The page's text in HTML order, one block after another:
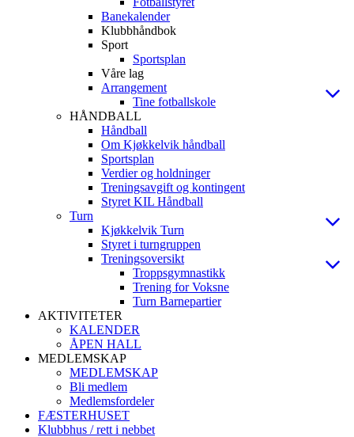
Banekalender
Klubbhåndbok
Sport
Sportsplan
Våre lag
Arrangement
Tine fotballskole
HÅNDBALL
Håndball
Om Kjøkkelvik håndball
Sportsplan
Verdier og holdninger
Treningsavgift og kontingent
Styret KIL Håndball
Turn
Kjøkkelvik Turn
Styret i turngruppen
Treningsoversikt
Troppsgymnastikk
Trening for Voksne
Turn Barnepartier
AKTIVITETER
KALENDER
ÅPEN HALL
MEDLEMSKAP
MEDLEMSKAP
Bli medlem
Medlemsfordeler
FÆSTERHUSET
Klubbhus / rett i nebbet